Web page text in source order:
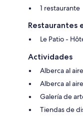
1 restaurante
Restaurantes
Le Patio -
Actividades
Alberca al
Alberca al
Galería de
Tiendas de